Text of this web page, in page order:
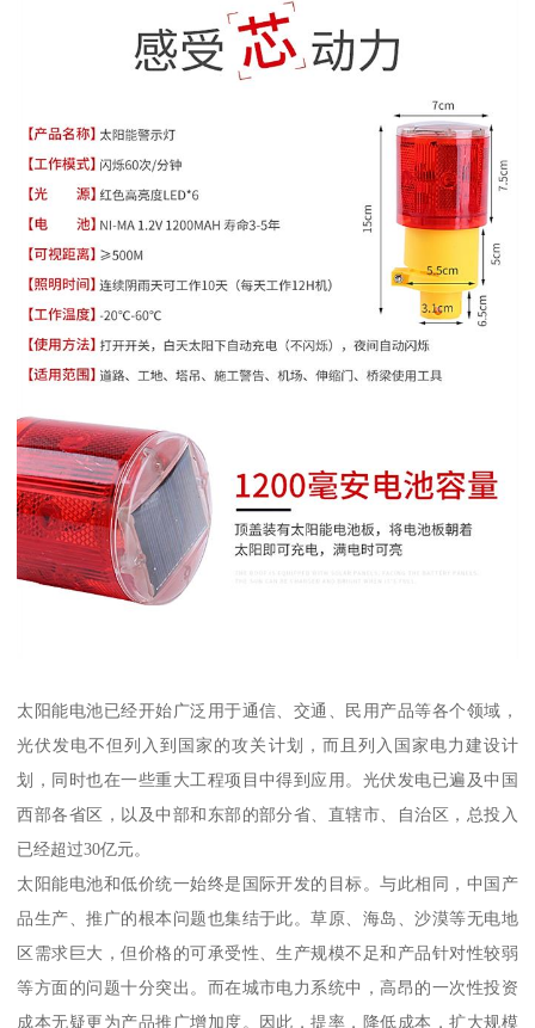
太阳能电池已经开始广泛用于通信、交通、民用产品等各个领域，
光伏发电不但列入到国家的攻关计划，而且列入国家电力建设计
划，同时也在一些重大工程项目中得到应用。光伏发电已遍及中国
西部各省区，以及中部和东部的部分省、直辖市、自治区，总投入
已经超过30亿元。
太阳能电池和低价统一始终是国际开发的目标。与此相同，中国产
品生产、推广的根本问题也集结于此。草原、海岛、沙漠等无电地
区需求巨大，但价格的可承受性、生产规模不足和产品针对性较弱
等方面的问题十分突出。而在城市电力系统中，高昂的一次性投资
成本无疑更为产品推广增加度。因此，提率，降低成本，扩大规模